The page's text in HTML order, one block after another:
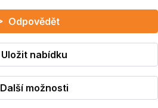
Odpovědět
Uložit nabídku
Další možnosti